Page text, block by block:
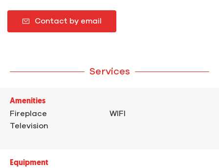
Contact by email
Services
Amenities
Fireplace
Television
WIFI
Equipment